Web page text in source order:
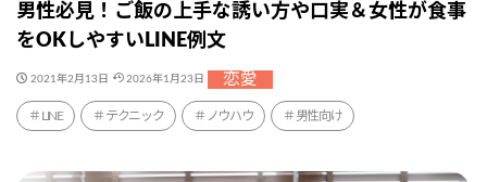
男性必見！ご飯の上手な誘い方や口実＆女性が食事
をOKしやすいLINE例文
2021年2月13日 2026年1月23日 恋愛
LINE テクニック ノウハウ 男性向け